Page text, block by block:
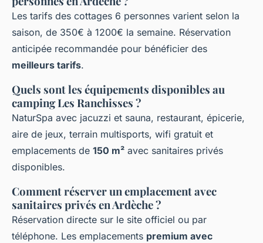
Les tarifs des cottages 6 personnes varient selon la
saison, de 350€ à 1200€ la semaine. Réservation
anticipée recommandée pour bénéficier des
meilleurs tarifs.
Quels sont les équipements disponibles au
camping Les Ranchisses ?
NaturSpa avec jacuzzi et sauna, restaurant, épicerie,
aire de jeux, terrain multisports, wifi gratuit et
emplacements de 150 m² avec sanitaires privés
disponibles.
Comment réserver un emplacement avec
sanitaires privés en Ardèche ?
Réservation directe sur le site officiel ou par
téléphone. Les emplacements premium avec